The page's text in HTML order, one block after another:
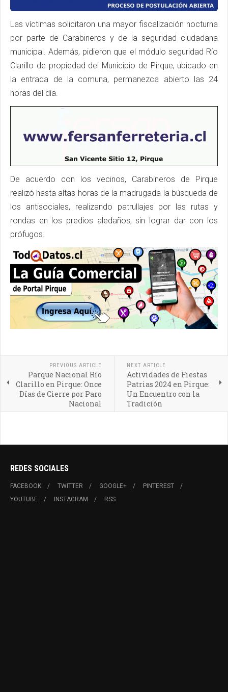
Las víctimas solicitaron una mayor fiscalización nocturna
por parte de Carabineros y de la seguridad ciudadana
municipal. Además, pidieron que el módulo seguridad Río
Clarillo de propiedad del Municipio de Pirque, ubicado en
la entrada de la comuna, permanezca abierto las 24
horas del día.
De acuerdo con los vecinos, Carabineros de Pirque
realizó hasta altas horas de la madrugada la búsqueda de
los antisociales, realizando patrullajes por las rutas y
rondas en los predios aledaños, sin lograr dar con los
prófugos.
PREVIOUS ARTICLE
Parque Nacional Río
Clarillo en Pirque: Once
Días de Cierre por Paro
Nacional
NEXT ARTICLE
Actividades de Fiestas
Patrias 2024 en Pirque:
Un Encuentro con la
Tradición
REDES SOCIALES
FACEBOOK TWITTER GOOGLE+
PINTEREST
YOUTUBE
INSTAGRAM RSS